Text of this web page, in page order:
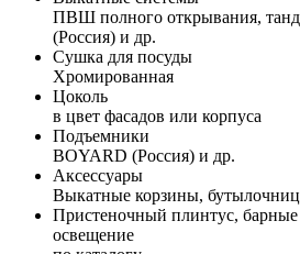
ПВШ полного открывания,
(Россия) и др.
Сушка для посуды
Хромированная
Цоколь
в цвет фасадов или корпуса
Подъемники
BOYARD (Россия) и др.
Аксессуары
Выкатные корзины,
Пристеночный плинтус, барные
освещение